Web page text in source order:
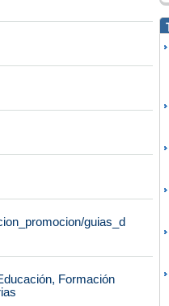
guias_d
Formación